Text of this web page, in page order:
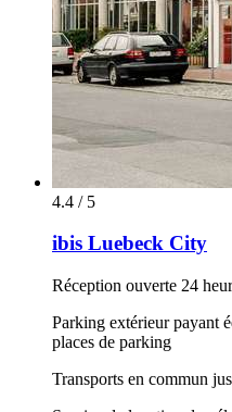
4.4 / 5
ibis Luebeck City
Réception ouverte 24
Parking extérieur payant
places de parking
Transports en commun